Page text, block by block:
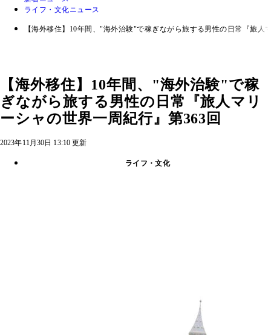
ライフ・文化ニュース
【海外移住】10年間、"海外治験"で稼ぎながら旅する男性の日常『旅人
【海外移住】10年間、"海外治験"で稼
ぎながら旅する男性の日常『旅人マリ
ーシャの世界一周紀行』第363回
2023年11月30日 13:10 更新
ライフ・文化